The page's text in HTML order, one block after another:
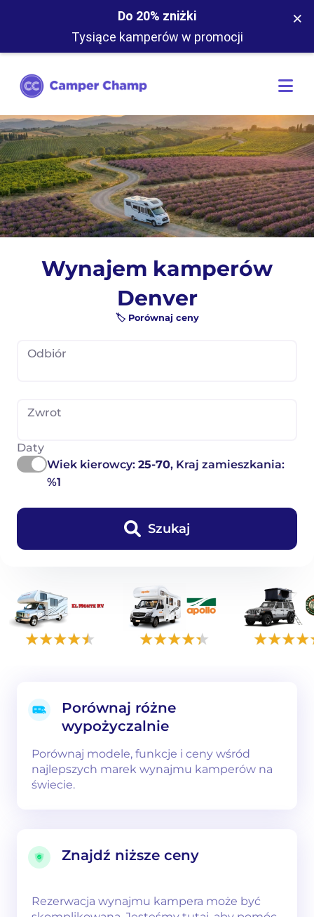
Do 20% zniżki
Tysiące kamperów w promocji
×
Wynajem kamperów
Denver
🏷️ Porównaj ceny
Odbiór
Zwrot
Daty
Wiek kierowcy:25-70, Kraj zamieszkania:
%1
Szukaj
Porównaj różne
wypożyczalnie
Porównaj modele, funkcje i ceny wśród
najlepszych marek wynajmu kamperów na
świecie.
Znajdź niższe ceny
Rezerwacja wynajmu kampera może być